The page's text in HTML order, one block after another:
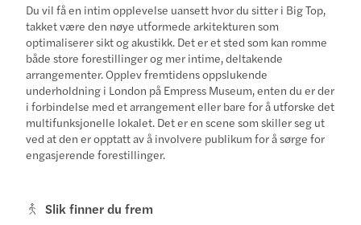
Du vil få en intim opplevelse uansett hvor du sitter i Big Top,
takket være den nøye utformede arkitekturen som
optimaliserer sikt og akustikk. Det er et sted som kan romme
både store forestillinger og mer intime, deltakende
arrangementer. Opplev fremtidens oppslukende
underholdning i London på Empress Museum, enten du er der
i forbindelse med et arrangement eller bare for å utforske det
multifunksjonelle lokalet. Det er en scene som skiller seg ut
ved at den er opptatt av å involvere publikum for å sørge for
engasjerende forestillinger.
Slik finner du frem